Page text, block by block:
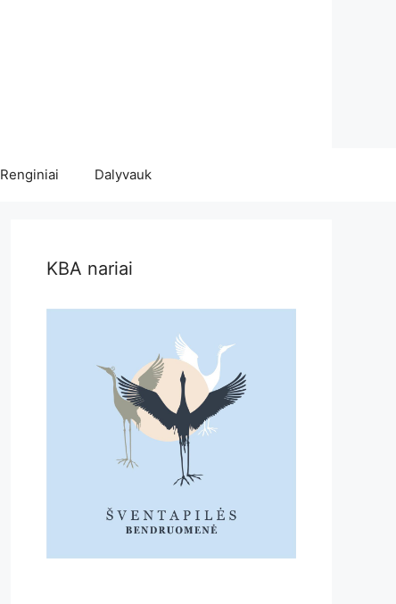
Renginiai Dalyvauk
KBA nariai